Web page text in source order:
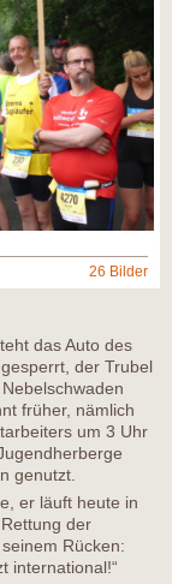
26 Bilder
das Auto des
der Trubel
früher, nämlich
um 3 Uhr
genutzt.
er läuft heute in
der
Rücken:
international!“